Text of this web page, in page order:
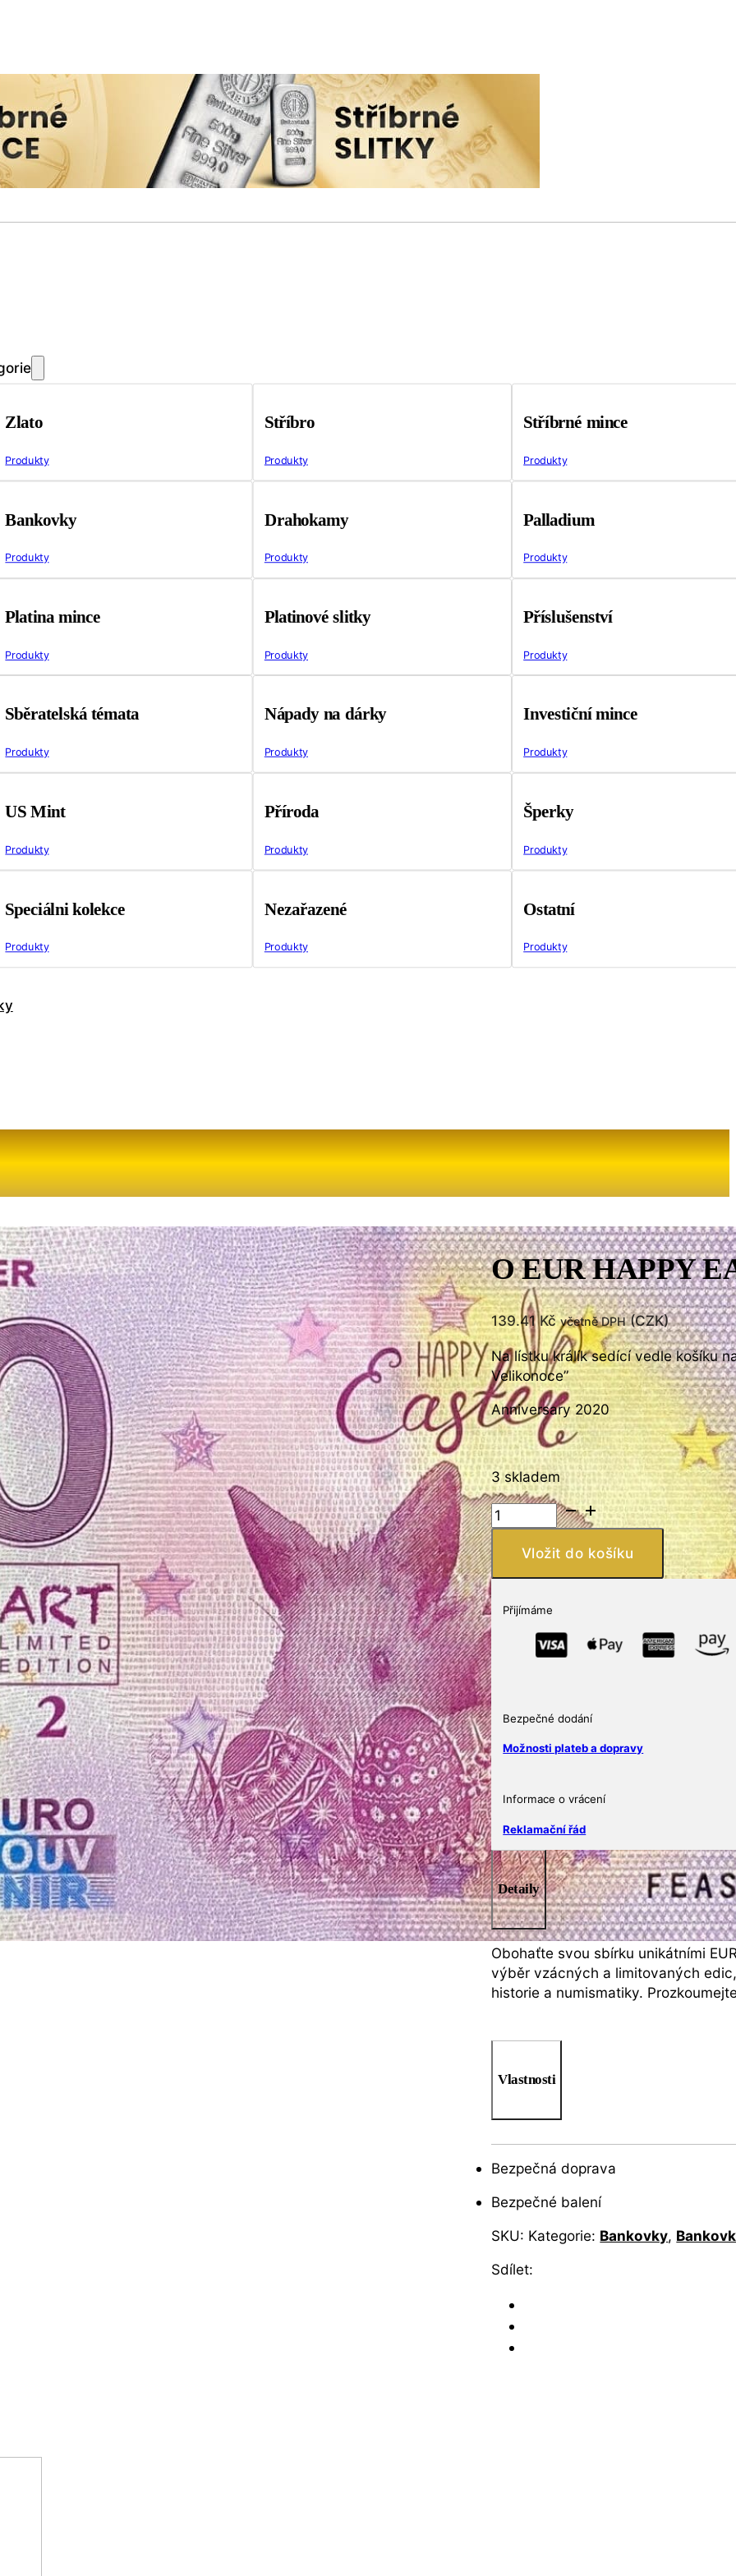
Zlato
Produkty
Stříbro
Produkty
Stříbrné mince
Produkty
Bankovky
Produkty
Drahokamy
Produkty
Palladium
Produkty
Platina mince
Produkty
Platinové slitky
Produkty
Příslušenství
Produkty
Sběratelská témata
Produkty
Nápady na dárky
Produkty
Investiční mince
Produkty
US Mint
Produkty
Příroda
Produkty
Šperky
Produkty
Speciálni kolekce
Produkty
Nezařazené
Produkty
Ostatní
Produkty
O EUR HAPPY
139.41Kč včetně DPH(CZK)
Na lístku králík sedící vedle košíku
Velikonoce”
Anniversary 2020
3 skladem
O
EUR
HAPPY
EASTER
2022
Rabbit,
Králík
množství
Vložit do košíku
Přijímáme
Bezpečné dodání
Možnosti plateb a dopravy
Informace o vrácení
Reklamační řád
Detaily
Obohaťte svou sbírku unikátními
výběr vzácných a limitovaných
historie a numismatiky.
Vlastnosti
Bezpečná doprava
Bezpečné balení
SKU: Kategorie: Bankovky,
Sdílet: